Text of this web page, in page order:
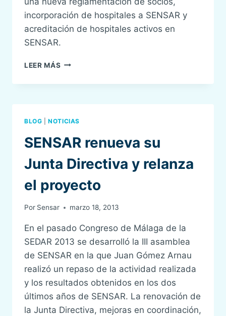
incorporación de hospitales a SENSAR y
acreditación de hospitales activos en
SENSAR.
LEER MÁS CONVOCATORIA
ASAMBLEA
SENSAR
BLOG |NOTICIAS
SENSAR renueva su
Junta Directiva y relanza
el proyecto
Por Sensar marzo 18, 2013
En el pasado Congreso de Málaga de la
SEDAR 2013 se desarrolló la III asamblea
de SENSAR en la que Juan Gómez Arnau
realizó un repaso de la actividad realizada
y los resultados obtenidos en los dos
últimos años de SENSAR. La renovación de
la Junta Directiva, mejoras en coordinación,